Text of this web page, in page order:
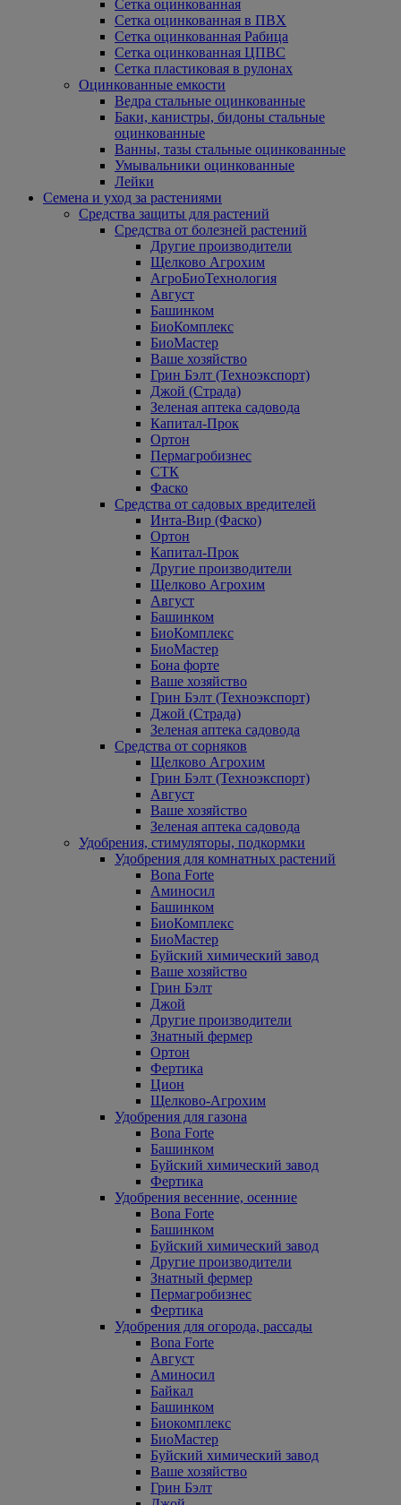
Сетка оцинкованная
Сетка оцинкованная в ПВХ
Сетка оцинкованная Рабица
Сетка оцинкованная ЦПВС
Сетка пластиковая в рулонах
Оцинкованные емкости
Ведра стальные оцинкованные
Баки, канистры, бидоны стальные
оцинкованные
Ванны, тазы стальные оцинкованные
Умывальники оцинкованные
Лейки
Семена и уход за растениями
Средства защиты для растений
Средства от болезней растений
Другие производители
Щелково Агрохим
АгроБиоТехнология
Август
Башинком
БиоКомплекс
БиоМастер
Ваше хозяйство
Грин Бэлт (Техноэкспорт)
Джой (Страда)
Зеленая аптека садовода
Капитал-Прок
Ортон
Пермагробизнес
СТК
Фаско
Средства от садовых вредителей
Инта-Вир (Фаско)
Ортон
Капитал-Прок
Другие производители
Щелково Агрохим
Август
Башинком
БиоКомплекс
БиоМастер
Бона форте
Ваше хозяйство
Грин Бэлт (Техноэкспорт)
Джой (Страда)
Зеленая аптека садовода
Средства от сорняков
Щелково Агрохим
Грин Бэлт (Техноэкспорт)
Август
Ваше хозяйство
Зеленая аптека садовода
Удобрения, стимуляторы, подкормки
Удобрения для комнатных растений
Bona Forte
Аминосил
Башинком
БиоКомплекс
БиоМастер
Буйский химический завод
Ваше хозяйство
Грин Бэлт
Джой
Другие производители
Знатный фермер
Ортон
Фертика
Цион
Щелково-Агрохим
Удобрения для газона
Bona Forte
Башинком
Буйский химический завод
Фертика
Удобрения весенние, осенние
Bona Forte
Башинком
Буйский химический завод
Другие производители
Знатный фермер
Пермагробизнес
Фертика
Удобрения для огорода, рассады
Bona Forte
Август
Аминосил
Байкал
Башинком
Биокомплекс
БиоМастер
Буйский химический завод
Ваше хозяйство
Грин Бэлт